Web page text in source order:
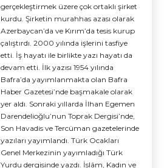
gerçekleştirmek üzere çok ortaklı şirket
kurdu. Şirketin murahhas azası olarak
Azerbaycan’da ve Kırım’da tesis kurup
çalıştırdı. 2000 yılında işlerini tasfiye
etti. İş hayatı ile birlikte yazı hayatı da
devam etti. İlk yazısı 1954 yılında
Bafra’da yayımlanmakta olan Bafra
Haber Gazetesi’nde başmakale olarak
yer aldı. Sonraki yıllarda İlhan Egemen
Darendelioğlu’nun Toprak Dergisi’nde,
Son Havadis ve Tercüman gazetelerinde
yazıları yayımlandı. Türk Ocakları
Genel Merkezinin yayımladığı Türk
Yurdu dergisinde yazdı. İslâm, Kadın ve